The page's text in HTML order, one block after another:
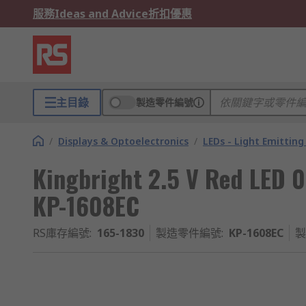
服務Ideas and Advice折扣優惠
主目錄 製造零件編號
/ Displays & Optoelectronics / LEDs - Light
Kingbright 2.5 V Red LED
KP-1608EC
RS庫存編號: 165-1830 製造零件編號: KP-1608EC